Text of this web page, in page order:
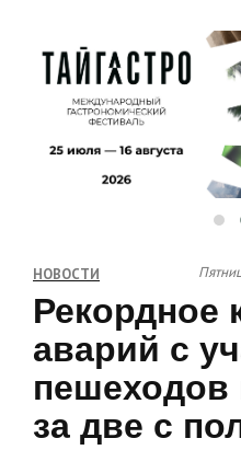
НОВОСТИ
Рекордное
аварий с
за две с